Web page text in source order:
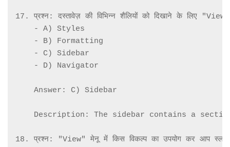
17. प्रश्न: दस्तावेज़ की विभिन्न शैलियों को दिखाने के लिए
    - A) Styles
    - B) Formatting
    - C) Sidebar
    - D) Navigator
    Answer: C) Sidebar
Description: The sidebar contains a
18. प्रश्न: "View" मेनू में किस विकल्प का उपयोग कर आप